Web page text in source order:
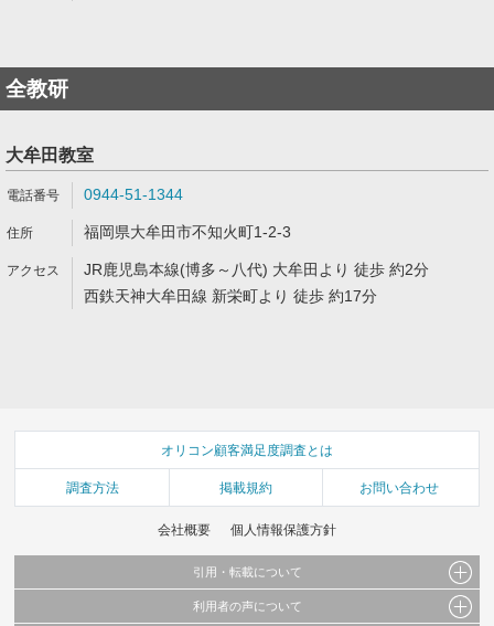
全教研
大牟田教室
0944-51-1344
福岡県大牟田市不知火町1-2-3
JR鹿児島本線(博多～八代) 大牟田より 徒歩 約2分
西鉄天神大牟田線 新栄町より 徒歩 約17分
オリコン顧客満足度調査とは
調査方法 掲載規約 お問い合わせ
会社概要 個人情報保護方針
引用・転載について
当サイトで公開されている情報（文字、写真、イラスト、画像データ等）及びこれらの配
利用者の声について